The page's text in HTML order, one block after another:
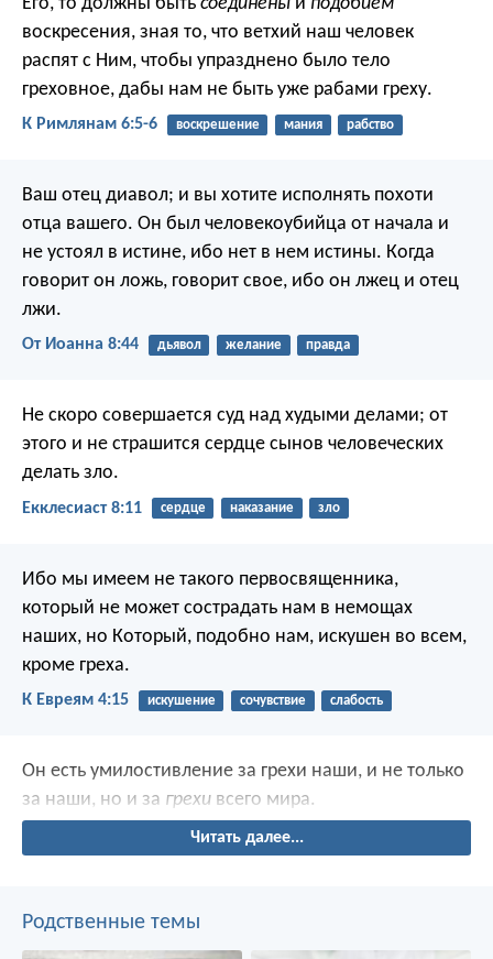
воскресения, зная то, что ветхий наш человек
распят с Ним, чтобы упразднено было тело
греховное, дабы нам не быть уже рабами греху.
К Римлянам 6:5-6 воскрешение мания рабство
Ваш отец диавол; и вы хотите исполнять похоти
отца вашего. Он был человекоубийца от начала и
не устоял в истине, ибо нет в нем истины. Когда
говорит он ложь, говорит свое, ибо он лжец и отец
лжи.
От Иоанна 8:44 дьявол желание правда
Не скоро совершается суд над худыми делами; от
этого и не страшится сердце сынов человеческих
делать зло.
Екклесиаст 8:11 сердце наказание зло
Ибо мы имеем не такого первосвященника,
который не может сострадать нам в немощах
наших, но Который, подобно нам, искушен во всем,
кроме греха.
К Евреям 4:15 искушение сочувствие слабость
Он есть умилостивление за грехи наши, и не только
за наши, но и за грехи всего мира.
Читать далее...
Родственные темы